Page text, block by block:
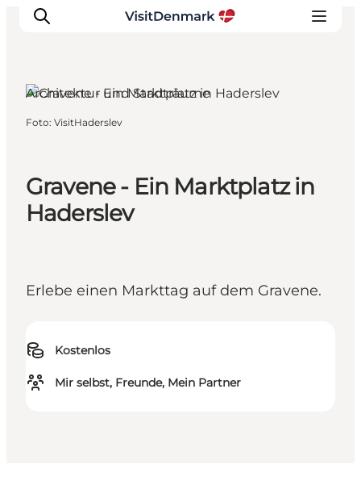
Erlebnisse
Unterkünfte
Reiseplanung
Gravene - Ein Marktplatz in
Haderslev
Erlebe einen Markttag auf dem Gravene.
Kostenlos
Mir selbst, Freunde, Mein Partner
Architektur und Stadträume
Foto: VisitHaderslev